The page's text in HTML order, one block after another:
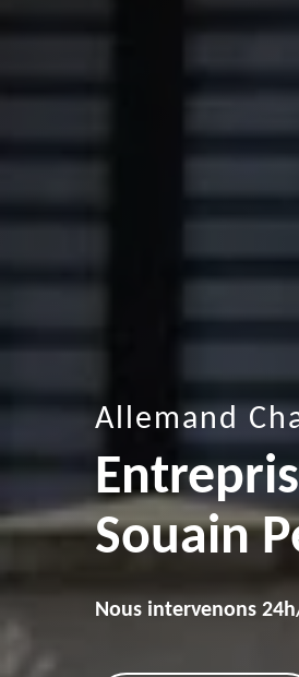
Allemand
Souain
Nous intervenons